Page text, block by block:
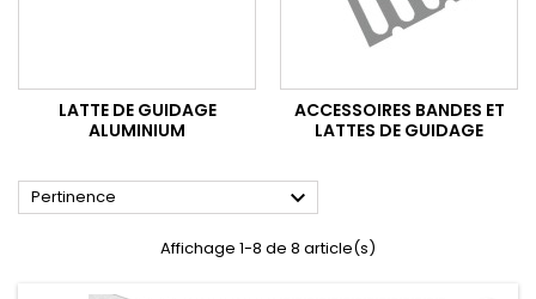
LATTE DE GUIDAGE
ALUMINIUM
ACCESSOIRES BANDES ET
LATTES DE GUIDAGE
Pertinence 
Affichage 1-8 de 8 article(s)